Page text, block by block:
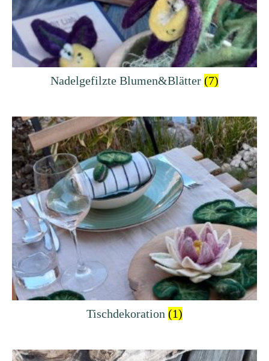
Nadelgefilzte Blumen&Blätter (7)
Tischdekoration (1)